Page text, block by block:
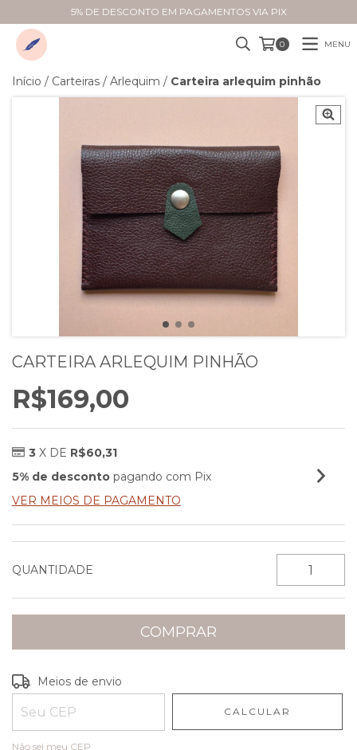
5% DE DESCONTO EM PAGAMENTOS VIA PIX
0 MENU
Início / Carteiras / Arlequim / Carteira arlequim pinhão
CARTEIRA ARLEQUIM PINHÃO
R$169,00
3 X DE R$60,31
5% de desconto pagando com Pix
VER MEIOS DE PAGAMENTO
QUANTIDADE
Entregas para o CEP:
Meios de envio
CALCULAR
Não sei meu CEP